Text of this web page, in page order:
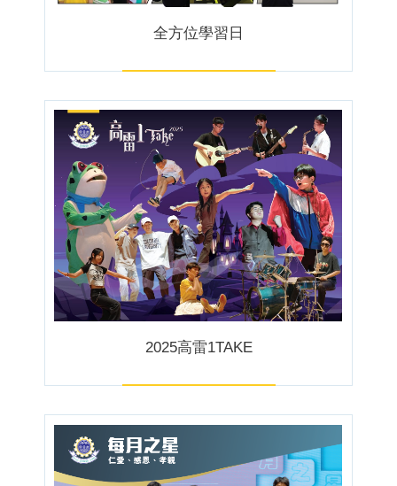
全方位學習日
2025高雷1TAKE